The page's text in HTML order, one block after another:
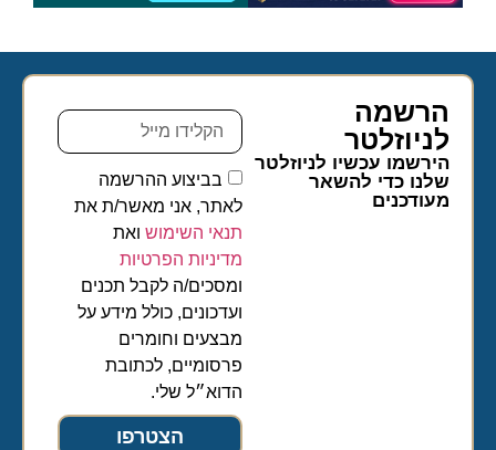
הרשמה
לניוזלטר​
הירשמו עכשיו לניוזלטר
שלנו כדי להשאר
מעודכנים
בביצוע ההרשמה
לאתר, אני מאשר/ת את
תנאי השימושואת
מדיניות הפרטיות
ומסכים/ה לקבל תכנים
ועדכונים, כולל מידע על
מבצעים וחומרים
פרסומיים, לכתובת
הדוא״ל שלי.
הצטרפו